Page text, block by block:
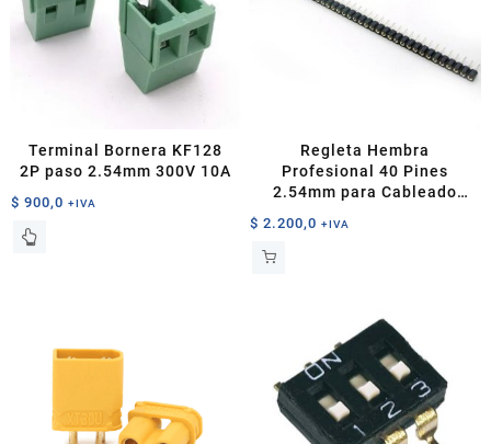
Terminal Bornera KF128
2P paso 2.54mm 300V 10A
$ 900,0 +IVA
Regleta Hembra
Profesional 40 Pines
2.54mm para Cableado
$ 2.200,0 +IVA